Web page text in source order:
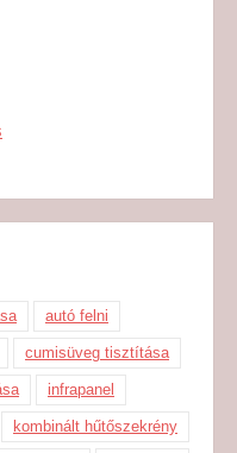
autó felni
cumisüveg tisztítása
infrapanel
kombinált hűtőszekrény